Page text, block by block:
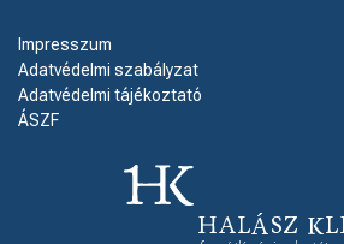
Impresszum
Adatvédelmi szabályzat
Adatvédelmi tájékoztató
ÁSZF